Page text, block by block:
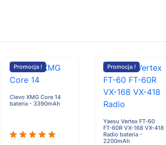
Promocja !
Clevo XMG Core 14
bateria - 3390mAh
Promocja !
Yaesu Vertex FT-60
FT-60R VX-168 VX-418
Radio bateria -
2200mAh